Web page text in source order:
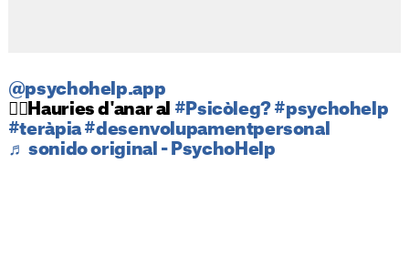
@psychohelp.app
☝🏻Hauries d'anar al #Psicòleg? #psychohelp
#teràpia #desenvolupamentpersonal
♬ sonido original - PsychoHelp